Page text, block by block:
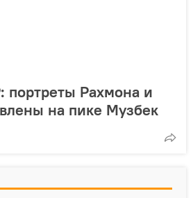
портреты Рахмона и
на пике Музбек